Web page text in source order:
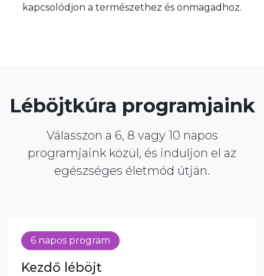
kapcsolódjon a természethez és önmagadhoz.
Léböjtkúra programjaink
Válasszon a 6, 8 vagy 10 napos
programjaink közül, és induljon el az
egészséges életmód útján.
6 napos program
Kezdő léböjt